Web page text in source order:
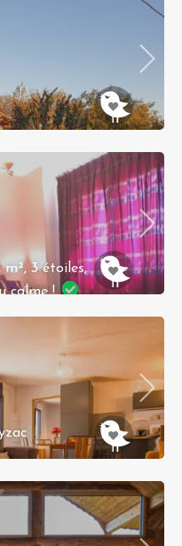
m², 3 étoiles,
calme !